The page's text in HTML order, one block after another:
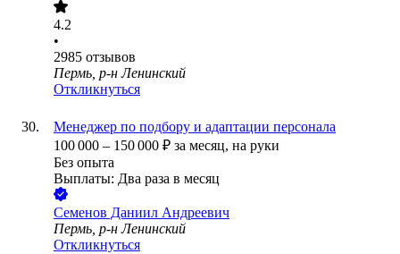
4.2
•
2985 отзывов
Пермь, р-н Ленинский
Откликнуться
Менеджер по подбору и адаптации персонала
100 000 – 150 000 ₽ за месяц, на руки
Без опыта
Выплаты: Два раза в месяц
Семенов Даниил Андреевич
Пермь, р-н Ленинский
Откликнуться